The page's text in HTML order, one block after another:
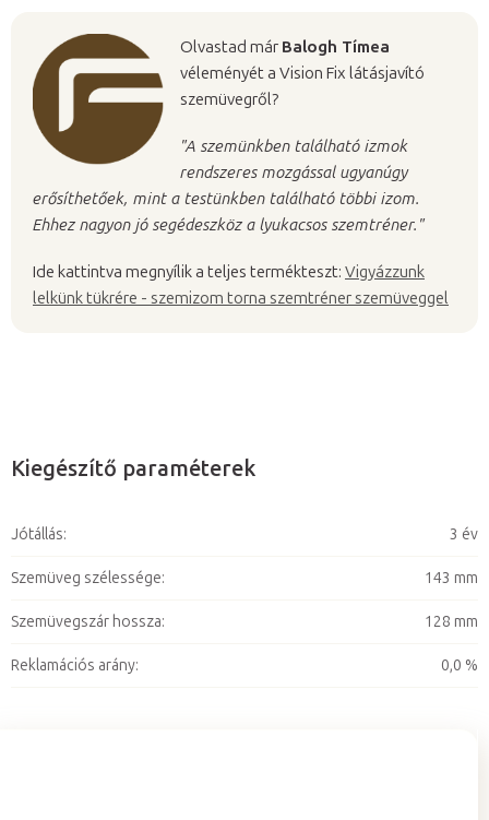
Olvastad már Balogh Tímea
véleményét a Vision Fix látásjavító
szemüvegről?
"A szemünkben található izmok
rendszeres mozgással ugyanúgy
erősíthetőek, mint a testünkben található többi izom.
Ehhez nagyon jó segédeszköz a lyukacsos szemtréner."
Ide kattintva megnyílik a teljes termékteszt: Vigyázzunk
lelkünk tükrére - szemizom torna szemtréner szemüveggel
Kiegészítő paraméterek
Jótállás: 3 év
Szemüveg szélessége: 143 mm
Szemüvegszár hossza: 128 mm
Reklamációs arány: 0,0 %